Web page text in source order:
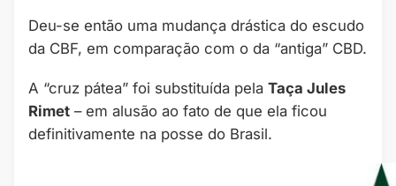
Deu-se então uma mudança drástica do escudo
da CBF, em comparação com o da “antiga” CBD.
A “cruz pátea” foi substituída pela Taça Jules
Rimet – em alusão ao fato de que ela ficou
definitivamente na posse do Brasil.